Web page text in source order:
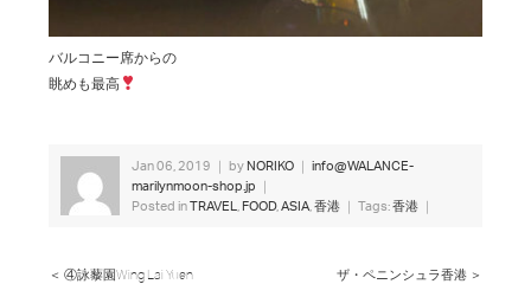
バルコニー席からの
眺めも最高
Jan 06, 2019 ｜ byNORIKO ｜info@WALANCE-
marilynmoon-shop.jp ｜
Posted inTRAVEL,FOOD,ASIA,香港 ｜ Tags:香港 ｜
＜ ④詠藜園Wing Lai Yuen ザ・ペニンシュラ香港 ＞